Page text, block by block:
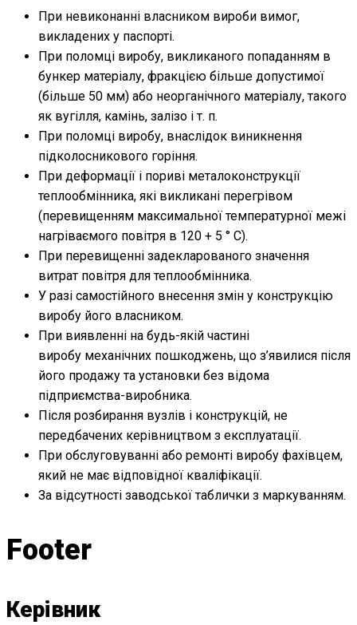
При невиконанні власником вироби вимог,
викладених у паспорті.
При поломці виробу, викликаного попаданням в
бункер матеріалу, фракцією більше допустимої
(більше 50 мм) або неорганічного матеріалу, такого
як вугілля, камінь, залізо і т. п.
При поломці виробу, внаслідок виникнення
підколосникового горіння.
При деформації і пориві металоконструкції
теплообмінника, які викликані перегрівом
(перевищенням максимальної температурної межі
нагріваємого повітря в 120 + 5 ° С).
При перевищенні задекларованого значення
витрат повітря для теплообмінника.
У разі самостійного внесення змін у конструкцію
виробу його власником.
При виявленні на будь-якій частині
виробу механічних пошкоджень, що з’явилися після
його продажу та установки без відома
підприємства-виробника.
Після розбирання вузлів і конструкцій, не
передбачених керівництвом з експлуатації.
При обслуговуванні або ремонті виробу фахівцем,
який не має відповідної кваліфікації.
За відсутності заводської таблички з маркуванням.
Footer
Керівник